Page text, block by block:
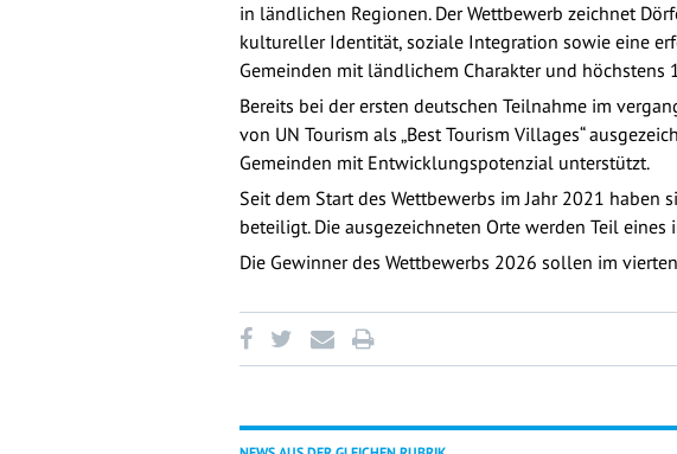
in ländlichen Regionen. Der Wettbewerb zeichnet
kultureller Identität, soziale Integration sowie eine
Gemeinden mit ländlichem Charakter und höchstens
Bereits bei der ersten deutschen Teilnahme im
von UN Tourism als „Best Tourism Villages“
Gemeinden mit Entwicklungspotenzial unterstützt.
Seit dem Start des Wettbewerbs im Jahr 2021 haben
beteiligt. Die ausgezeichneten Orte werden Teil
Die Gewinner des Wettbewerbs 2026 sollen im